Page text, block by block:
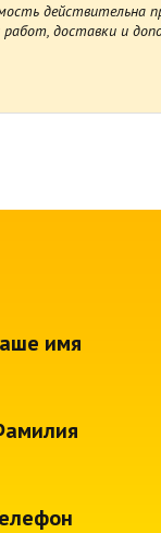
действительна
доставки и
имя